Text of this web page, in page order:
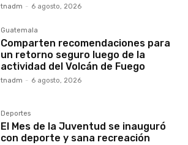
tnadm - 6 agosto, 2026
Guatemala
Comparten recomendaciones para
un retorno seguro luego de la
actividad del Volcán de Fuego
tnadm - 6 agosto, 2026
Deportes
El Mes de la Juventud se inauguró
con deporte y sana recreación